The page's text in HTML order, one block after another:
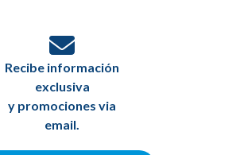
Recibe información
exclusiva
y promociones via
email.